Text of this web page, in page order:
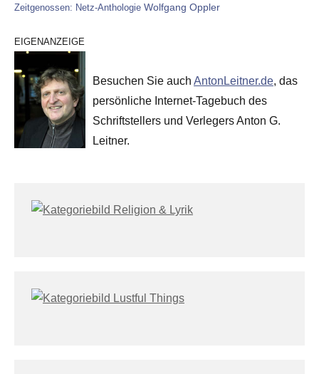
Zeitgenossen: Netz-Anthologie Wolfgang Oppler
EIGENANZEIGE
Besuchen Sie auch AntonLeitner.de, das
persönliche Internet-Tagebuch des
Schriftstellers und Verlegers Anton G.
Leitner.